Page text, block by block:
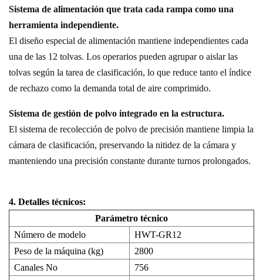
Sistema de alimentación que trata cada rampa como una
herramienta independiente.
El diseño especial de alimentación mantiene independientes cada
una de las 12 tolvas. Los operarios pueden agrupar o aislar las
tolvas según la tarea de clasificación, lo que reduce tanto el índice
de rechazo como la demanda total de aire comprimido.
Sistema de gestión de polvo integrado en la estructura.
El sistema de recolección de polvo de precisión mantiene limpia la
cámara de clasificación, preservando la nitidez de la cámara y
manteniendo una precisión constante durante turnos prolongados.
4. Detalles técnicos:
Parámetro técnico
Número de modelo
HWT-GR12
Peso de la máquina (kg)
2800
Canales No
756